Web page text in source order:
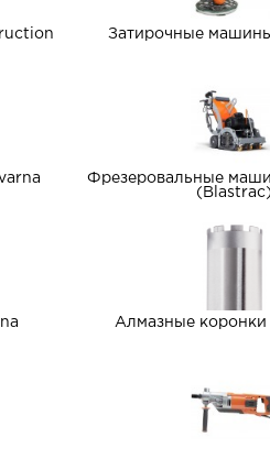
Затирочные
Фрезеровальные
(Blastrac)
Алмазные коронки